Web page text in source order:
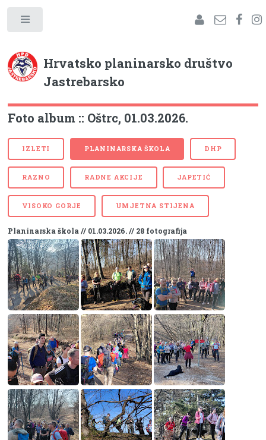
Hrvatsko planinarsko društvo
Jastrebarsko
Foto album :: Oštrc, 01.03.2026.
IZLETI PLANINARSKA ŠKOLA DHP
RAZNO RADNE AKCIJE JAPETIĆ
VISOKO GORJE UMJETNA STIJENA
Planinarska škola // 01.03.2026. // 28 fotografija